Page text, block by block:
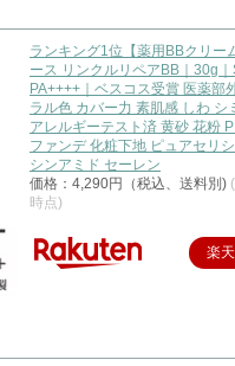
ランキング1位【薬用BBクリー
ース リンクルリペアBB｜30g
PA++++｜ベスコス受賞 医薬部
ラル色 カバー力 素肌感 しわ シ
アレルギーテスト済 黄砂 花粉
ファンデ 化粧下地 ピュアセリ
シンアミド セーレン
価格：4,290円（税込、送料別)
時点)
楽